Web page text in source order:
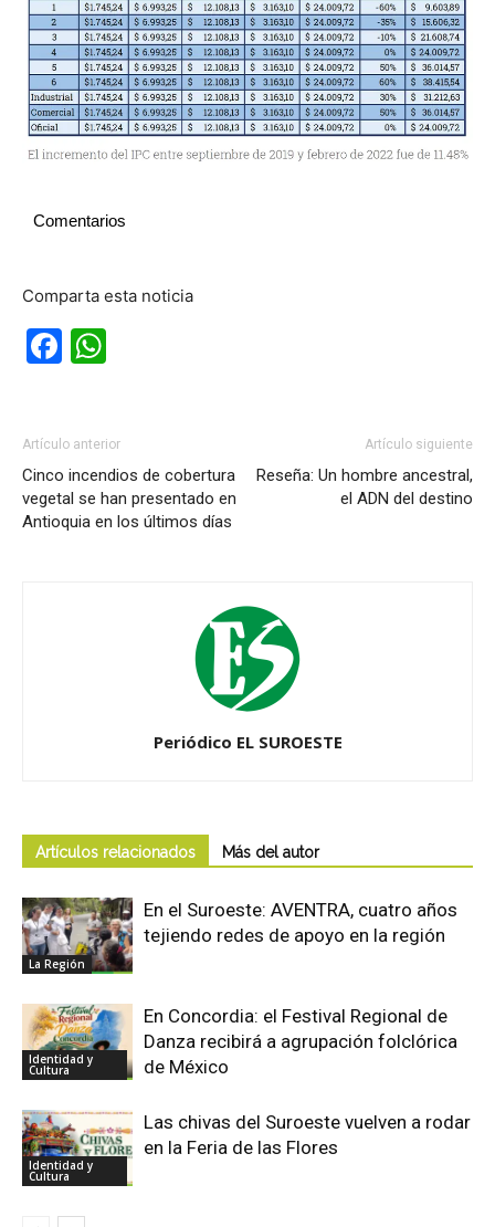
Comentarios
Comparta esta noticia
Facebook
Artículo anterior
Cinco incendios de cobertura
vegetal se han presentado en
Antioquia en los últimos días
Artículo siguiente
Reseña: Un hombre ancestral,
el ADN del destino
Periódico EL SUROESTE
Artículos relacionados Más del autor
La Región
En el Suroeste: AVENTRA, cuatro años
tejiendo redes de apoyo en la región
Identidad y
Cultura
En Concordia: el Festival Regional de
Danza recibirá a agrupación folclórica
de México
Identidad y
Cultura
Las chivas del Suroeste vuelven a rodar
en la Feria de las Flores